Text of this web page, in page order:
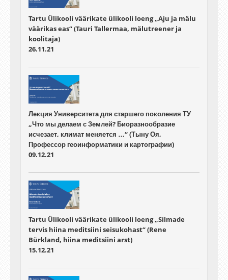
Tartu Ülikooli väärikate ülikooli loeng „Aju ja mälu
väärikas eas“ (Tauri Tallermaa, mälutreener ja
koolitaja)
26.11.21
Лекция Университета для старшего поколения ТУ
„Что мы делаем с Землей? Биоразнообразие
исчезает, климат меняется …“ (Тыну Оя,
Профессор геоинформатики и картографии)
09.12.21
Tartu Ülikooli väärikate ülikooli loeng „Silmade
tervis hiina meditsiini seisukohast“ (Rene
Bürkland, hiina meditsiini arst)
15.12.21